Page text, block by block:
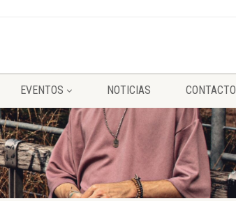
EVENTOS NOTICIAS CONTACTO